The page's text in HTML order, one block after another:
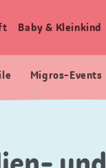
Baby & Kleinkind
Migros-Events